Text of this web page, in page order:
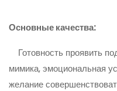
Основные качества:
Готовность проявить
мимика, эмоциональная
желание